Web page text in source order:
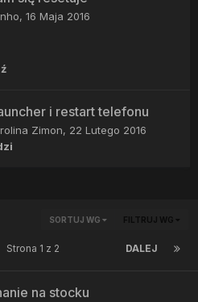
, 16 Maja 2016
i restart telefonu
Zimon, 22 Lutego 2016
SORTUJ WG FILTRUJ WG
DALEJ
Strona 1 z 2
na stocku